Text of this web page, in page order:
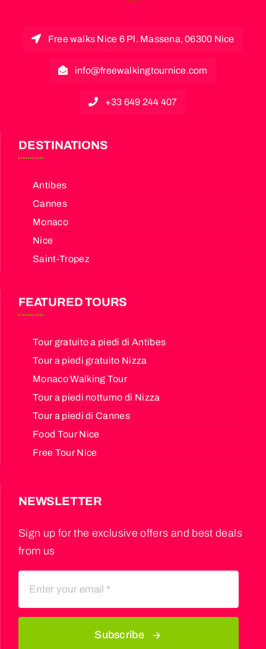
Free walks Nice 6 Pl. Massena, 06300 Nice
info@freewalkingtournice.com
+33 649 244 407
DESTINATIONS
Antibes
Cannes
Monaco
Nice
Saint-Tropez
FEATURED TOURS
Tour gratuito a piedi di Antibes
Tour a piedi gratuito Nizza
Monaco Walking Tour
Tour a piedi notturno di Nizza
Tour a piedi di Cannes
Food Tour Nice
Free Tour Nice
NEWSLETTER
Sign up for the exclusive offers and best deals
from us
Subscribe